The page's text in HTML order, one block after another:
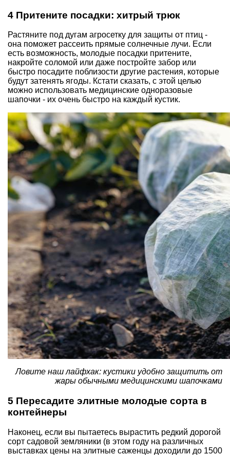
4 Притените посадки: хитрый трюк
Растяните под дугам агросетку для защиты от птиц -
она поможет рассеить прямые солнечные лучи. Если
есть возможность, молодые посадки притените,
накройте соломой или даже постройте забор или
быстро посадите поблизости другие растения, которые
будут затенять ягоды. Кстати сказать, с этой целью
можно использовать медицинские одноразовые
шапочки - их очень быстро на каждый кустик.
Ловите наш лайфхак: кустики удобно защитить от
жары обычными медицинскими шапочками
5 Пересадите элитные молодые сорта в
контейнеры
Наконец, если вы пытаетесь вырастить редкий дорогой
сорт садовой земляники (в этом году на различных
выставках цены на элитные саженцы доходили до 1500